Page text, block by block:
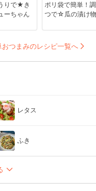
りで★き
ーちゃん
ポリ袋で簡単！
つで☆瓜の漬け物
おつまみのレシピ一覧へ
レタス
ふき